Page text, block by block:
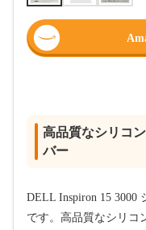
高品質なシリコ
バー
DELL ​I​n​s​p​i​r​o​n​ 15 3000
です。高品質なシリコ